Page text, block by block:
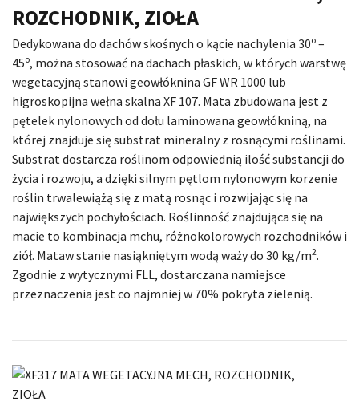
ROZCHODNIK, ZIOŁA
Dedykowana do dachów skośnych o kącie nachylenia 30o –
45o, można stosować na dachach płaskich, w których warstwę
wegetacyjną stanowi geowłóknina GF WR 1000 lub
higroskopijna wełna skalna XF 107. Mata zbudowana jest z
pętelek nylonowych od dołu laminowana geowłókniną, na
której znajduje się substrat mineralny z rosnącymi roślinami.
Substrat dostarcza roślinom odpowiednią ilość substancji do
życia i rozwoju, a dzięki silnym pętlom nylonowym korzenie
roślin trwalewiążą się z matą rosnąc i rozwijając się na
największych pochyłościach. Roślinność znajdująca się na
macie to kombinacja mchu, różnokolorowych rozchodników i
ziół. Mataw stanie nasiąkniętym wodą waży do 30 kg/m2.
Zgodnie z wytycznymi FLL, dostarczana namiejsce
przeznaczenia jest co najmniej w 70% pokryta zielenią.